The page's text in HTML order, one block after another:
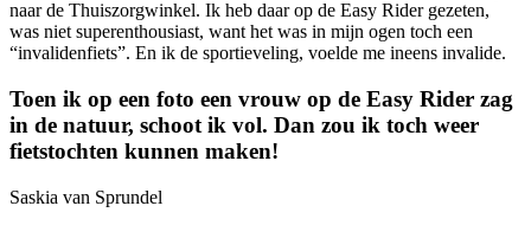
naar de Thuiszorgwinkel. Ik heb daar op de Easy Rider gezeten,
was niet superenthousiast, want het was in mijn ogen toch een
“invalidenfiets”. En ik de sportieveling, voelde me ineens invalide.
Toen ik op een foto een vrouw op de Easy Rider zag
in de natuur, schoot ik vol. Dan zou ik toch weer
fietstochten kunnen maken!
Saskia van Sprundel